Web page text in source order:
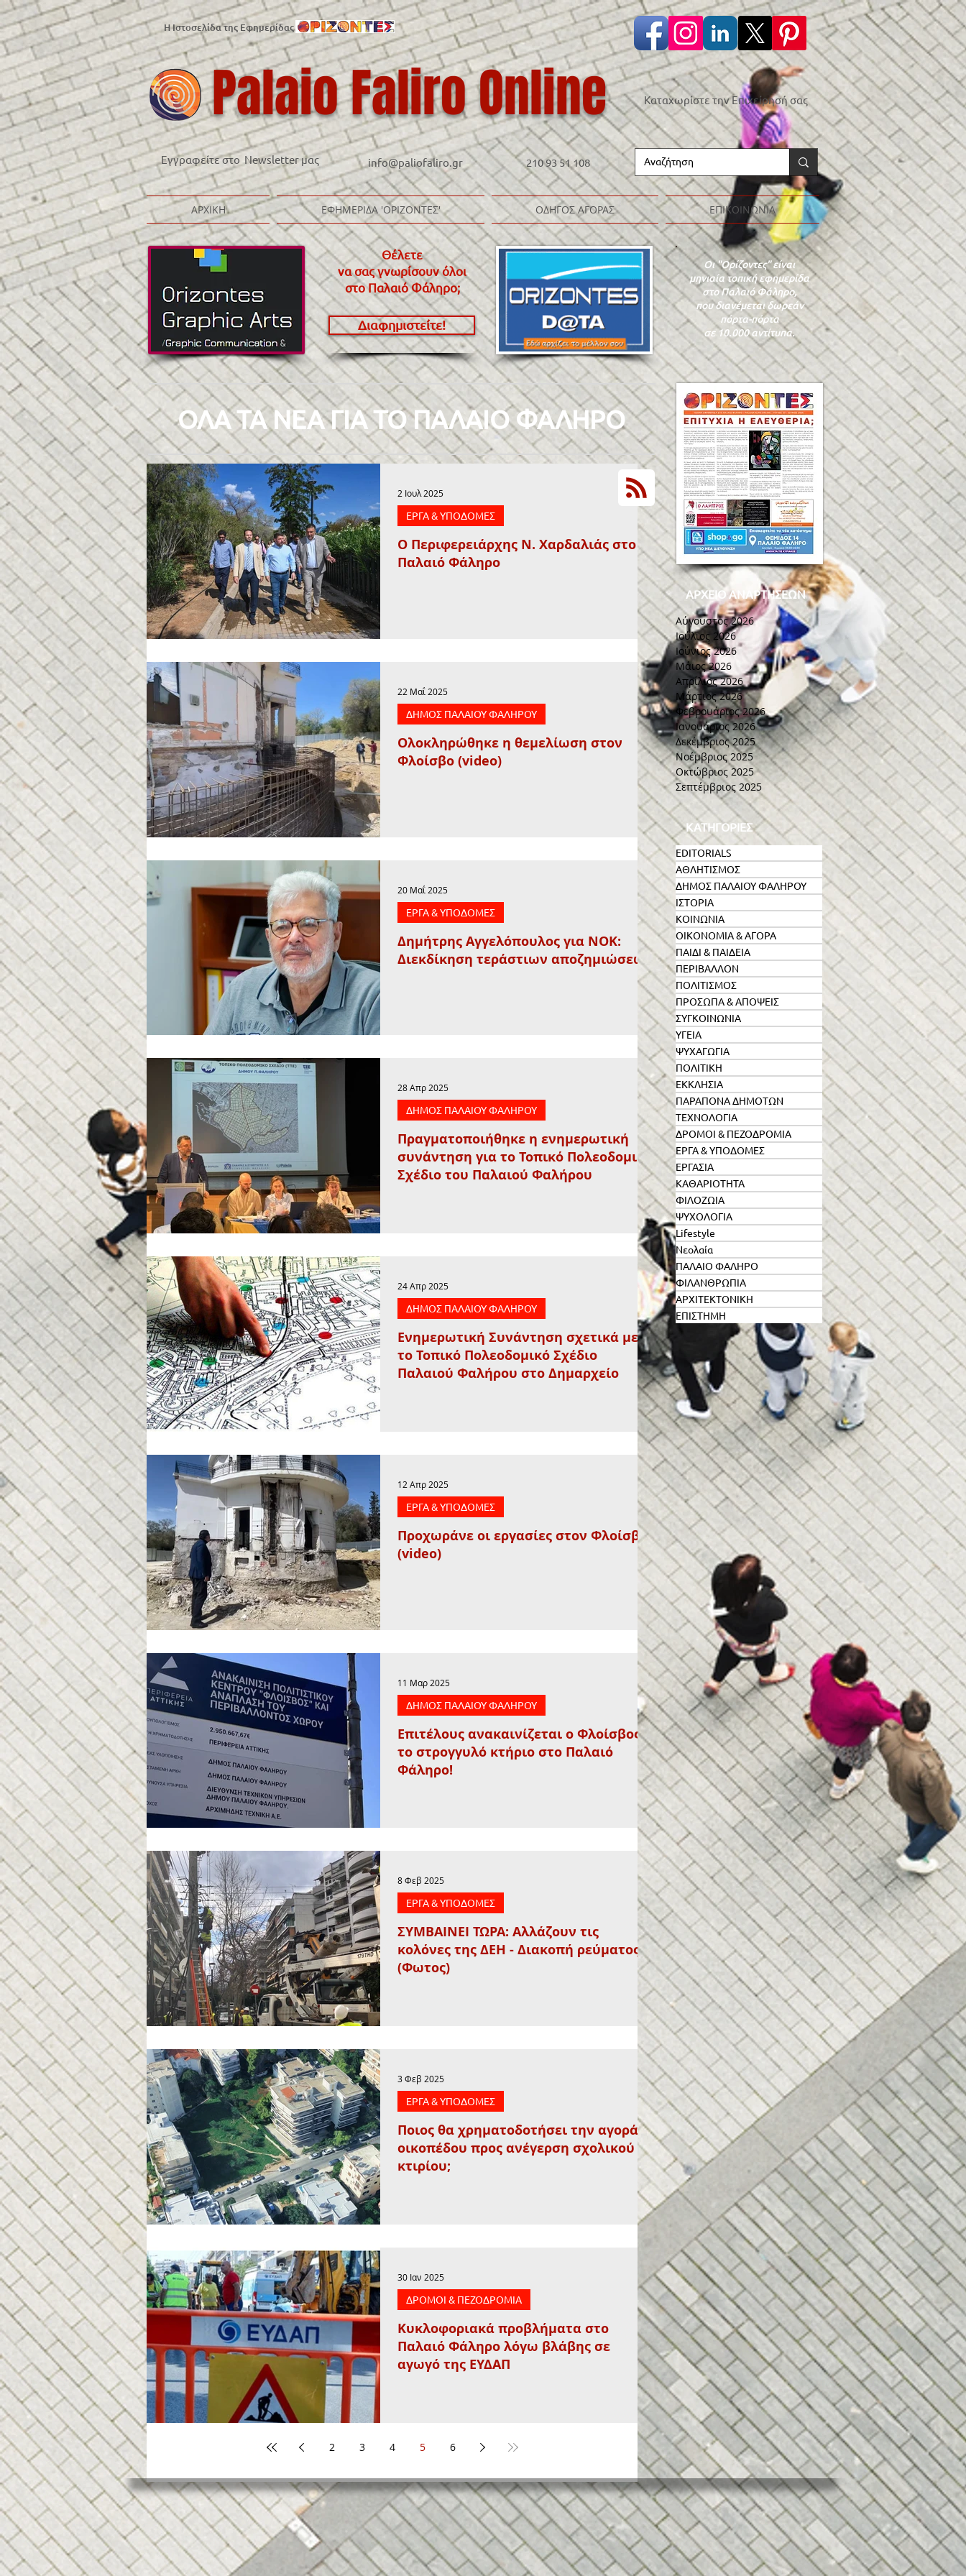
Η Ιστοσελίδα της Εφημερίδας
Palaio Faliro Online
info@paliofaliro.gr 210 93 51 108
Καταχωρίστε την Επιχείρησή σας
ΑΡΧΙΚΗ ΕΦΗΜΕΡΙΔΑ 'ΟΡΙΖΟΝΤΕΣ' ΟΔΗΓΟΣ ΑΓΟΡΑΣ ΕΠΙΚΟΙΝΩΝΙΑ
Εγγραφείτε στο Newsletter μας
Θέλετε
να σας γνωρίσουν όλοι
στο Παλαιό Φάληρο;
Διαφημιστείτε!
Οι "Ορίζοντες" είναι
μηνιαία τοπική εφημερίδα
στο Παλαιό Φάληρο,
που διανέμεται δωρεάν
πόρτα-πόρτα
σε 10.000 αντίτυπα.
ΟΛΑ ΤΑ ΝΕΑ ΓΙΑ ΤΟ ΠΑΛΑΙΟ ΦΑΛΗΡΟ
Ο Περιφερειάρχης Ν. Χαρδαλιάς στο
Παλαιό Φάληρο
ΕΡΓΑ & ΥΠΟΔΟΜΕΣ
2 Ιουλ 2025
Ολοκληρώθηκε η θεμελίωση στον
Φλοίσβο (video)
ΔΗΜΟΣ ΠΑΛΑΙΟΥ ΦΑΛΗΡΟΥ
22 Μαΐ 2025
Δημήτρης Αγγελόπουλος για ΝΟΚ:
Διεκδίκηση τεράστιων αποζημιώσεων
ΕΡΓΑ & ΥΠΟΔΟΜΕΣ
20 Μαΐ 2025
Πραγματοποιήθηκε η ενημερωτική
συνάντηση για το Τοπικό Πολεοδομικό
Σχέδιο του Παλαιού Φαλήρου
ΔΗΜΟΣ ΠΑΛΑΙΟΥ ΦΑΛΗΡΟΥ
28 Απρ 2025
Ενημερωτική Συνάντηση σχετικά με
το Τοπικό Πολεοδομικό Σχέδιο
Παλαιού Φαλήρου στο Δημαρχείο
ΔΗΜΟΣ ΠΑΛΑΙΟΥ ΦΑΛΗΡΟΥ
24 Απρ 2025
Προχωράνε οι εργασίες στον Φλοίσβο
(video)
ΕΡΓΑ & ΥΠΟΔΟΜΕΣ
12 Απρ 2025
Επιτέλους ανακαινίζεται ο Φλοίσβος,
το στρογγυλό κτήριο στο Παλαιό
Φάληρο!
ΔΗΜΟΣ ΠΑΛΑΙΟΥ ΦΑΛΗΡΟΥ
11 Μαρ 2025
ΣΥΜΒΑΙΝΕΙ ΤΩΡΑ: Αλλάζουν τις
κολόνες της ΔΕΗ - Διακοπή ρεύματος
(Φωτος)
ΕΡΓΑ & ΥΠΟΔΟΜΕΣ
8 Φεβ 2025
Ποιος θα χρηματοδοτήσει την αγορά
οικοπέδου προς ανέγερση σχολικού
κτιρίου;
ΕΡΓΑ & ΥΠΟΔΟΜΕΣ
3 Φεβ 2025
Κυκλοφοριακά προβλήματα στο
Παλαιό Φάληρο λόγω βλάβης σε
αγωγό της ΕΥΔΑΠ
ΔΡΟΜΟΙ & ΠΕΖΟΔΡΟΜΙΑ
30 Ιαν 2025
2 3 4 5 6
ΑΡΧΕΙΟ ΑΝΑΡΤΗΣΕΩΝ
Αύγουστος 2026
Ιούλιος 2026
Ιούνιος 2026
Μάιος 2026
Απρίλιος 2026
Μάρτιος 2026
Φεβρουάριος 2026
Ιανουάριος 2026
Δεκέμβριος 2025
Νοέμβριος 2025
Οκτώβριος 2025
Σεπτέμβριος 2025
ΚΑΤΗΓΟΡΙΕΣ
EDITORIALS
ΑΘΛΗΤΙΣΜΟΣ
ΔΗΜΟΣ ΠΑΛΑΙΟΥ ΦΑΛΗΡΟΥ
ΙΣΤΟΡΙΑ
ΚΟΙΝΩΝΙΑ
ΟΙΚΟΝΟΜΙΑ & ΑΓΟΡΑ
ΠΑΙΔΙ & ΠΑΙΔΕΙΑ
ΠΕΡΙΒΑΛΛΟΝ
ΠΟΛΙΤΙΣΜΟΣ
ΠΡΟΣΩΠΑ & ΑΠΟΨΕΙΣ
ΣΥΓΚΟΙΝΩΝΙΑ
ΥΓΕΙΑ
ΨΥΧΑΓΩΓΙΑ
ΠΟΛΙΤΙΚΗ
ΕΚΚΛΗΣΙΑ
ΠΑΡΑΠΟΝΑ ΔΗΜΟΤΩΝ
ΤΕΧΝΟΛΟΓΙΑ
ΔΡΟΜΟΙ & ΠΕΖΟΔΡΟΜΙΑ
ΕΡΓΑ & ΥΠΟΔΟΜΕΣ
ΕΡΓΑΣΙΑ
ΚΑΘΑΡΙΟΤΗΤΑ
ΦΙΛΟΖΩΙΑ
ΨΥΧΟΛΟΓΙΑ
Lifestyle
Νεολαία
ΠΑΛΑΙΟ ΦΑΛΗΡΟ
ΦΙΛΑΝΘΡΩΠΙΑ
ΑΡΧΙΤΕΚΤΟΝΙΚΗ
ΕΠΙΣΤΗΜΗ